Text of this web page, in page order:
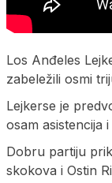
Los Anđeles
zabeležili osmi
Lejkerse je
osam asistencija
Dobru partiju
skokova i Ostin